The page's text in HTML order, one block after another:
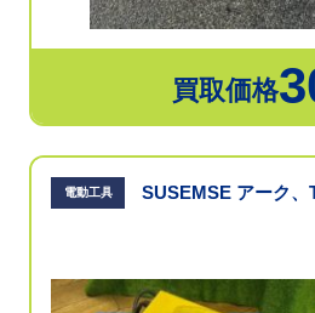
買取価格
電動工具 SUSEMSE アーク